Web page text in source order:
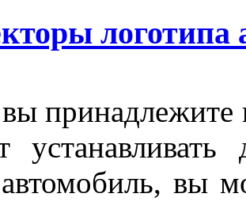
логотипа
принадлежите
устанавливать
вы